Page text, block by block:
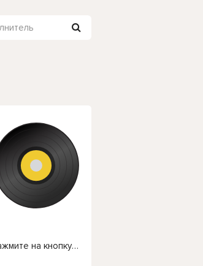
Чтобы прослушать онлайн песню Азамат Пхешхов - Бона сэра нажмите на кнопку плей с светом зелений